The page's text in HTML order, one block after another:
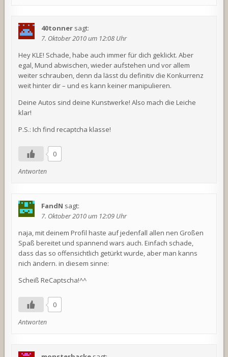
40tonner sagt:
7. Oktober 2010 um 12:08 Uhr
Hey KLE! Schade, habe auch immer für dich geklickt. Aber
egal, Mund abwischen, wieder aufstehen und vor allem
weiter schrauben, denn da lässt du definitiv die Konkurrenz
weit hinter dir – und es kann keiner manipulieren.
Deine Autos sind deine Kunstwerke! Also mach die Leiche
klar!
P.S.: Ich find recaptcha klasse!
0
Antworten
FandN sagt:
7. Oktober 2010 um 12:09 Uhr
naja, mit deinem Profil haste auf jedenfall allen nen Großen
Spaß bereitet und spannend wars auch. Einfach schade,
dass das so offensichtlich getürkt wurde, aber man kanns
nich ändern. in diesem sinne:
Scheiß ReCaptscha!^^
0
Antworten